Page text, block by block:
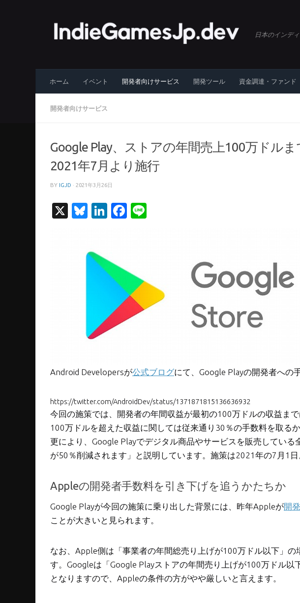
日本のインデ
ホーム イベント 開発者向けサービス 開発ツール 資金調達・ファンド
開発者向けサービス
Google Play、ストアの年間売上100万ドルま
2021年7月より施行
BY IGJD · 2021年3月26日
X Bluesky
LinkedIn
Facebook
Android Developersが公式ブログにて、Google Playの開発者への
https://twitter.com/AndroidDev/status/1371871815136636932
今回の施策では、開発者の年間収益が最初の100万ドルの収益ま
100万ドルを超えた収益に関しては従来通り30％の手数料を取る
更により、Google Playでデジタル商品やサービスを販売してい
が50％削減されます」と説明しています。施策は2021年の7月1日
Appleの開発者手数料を引き下げを追うかたちか
Google Playが今回の施策に乗り出した背景には、昨年Appleが開
ことが大きいと見られます。
なお、Apple側は「事業者の年間総売り上げが100万ドル以下」の
す。Googleは「Google Playストアの年間売り上げが100万ドル以
となりますので、Appleの条件の方がやや厳しいと言えます。